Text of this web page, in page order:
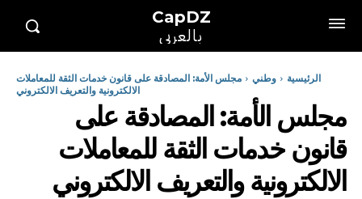
CapDZ
بالعربي
الرئيسية وطني
مجلس الأمة: المصادقة على قانون خدمات الثقة للمعاملات
الالكترونية والتعريف الالكتروني
مجلس الأمة: المصادقة على
قانون خدمات الثقة للمعاملات
الالكترونية والتعريف الالكتروني